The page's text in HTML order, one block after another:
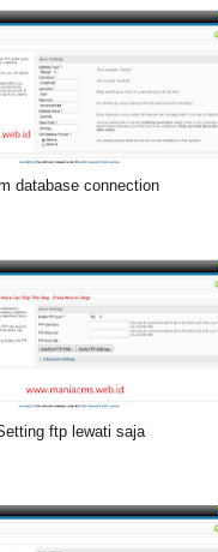
database connection
ftp lewati saja